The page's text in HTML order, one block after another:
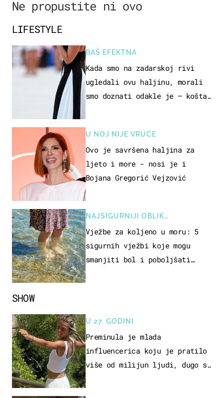
Ne propustite ni ovo
SHOW
U 27. GODINI
Preminula je mlada
influencerica koju je pratilo
više od milijun ljudi, dugo se
LIFESTYLE
BAŠ EFEKTNA
Kada smo na zadarskoj rivi
ugledali ovu haljinu, morali
smo doznati odakle je – košta
U NOJ NIJE VRUĆE
Ovo je savršena haljina za
ljeto i more - nosi je i
Bojana Gregorić Vejzović
NAJSIGURNIJI OBLIK
REKREACIJE
Vježbe za koljeno u moru: 5
sigurnih vježbi koje mogu
smanjiti bol i poboljšati